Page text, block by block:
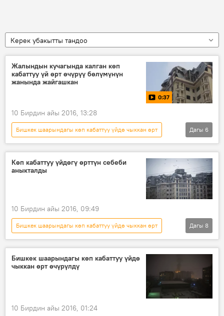
Керек убакытты тандоо
Жалындын кучагында калган көп
кабаттуу үй өрт өчүрүү бөлүмүнүн
жанында жайгашкан
0:37
10 Бирдин айы 2016, 13:28
Бишкек шаарындагы көп кабаттуу үйдө чыккан өрт
Кыргызстан
Коом
Видео
Жаңылыктар
тайгалак
Дагы 6
Көп кабаттуу үйдөгү өрттүн себеби
аныкталды
10 Бирдин айы 2016, 09:49
Бишкек шаарындагы көп кабаттуу үйдө чыккан өрт
Кыргызстан
Коом
Жаңылыктар
Окуялар
Бишкек
өрт
кырсык
пентхаус
Дагы 8
Бишкек шаарындагы көп кабаттуу үйдө
чыккан өрт өчүрүлдү
10 Бирдин айы 2016, 01:24